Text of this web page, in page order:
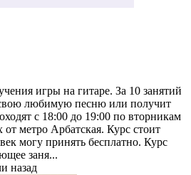
игры на гитаре. За 10 занятий
свою любимую песню или получит
с 18:00 до 19:00 по вторникам
метро Арбатская. Курс стоит
могу принять бесплатно. Курс
заня...
назад